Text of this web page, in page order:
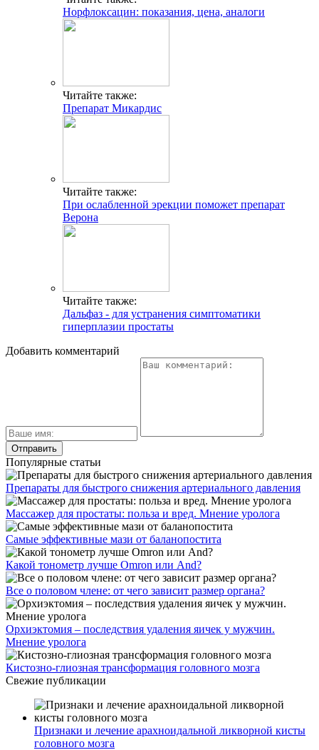
Норфлоксацин: показания, цена, аналоги
Читайте также:
Препарат Микардис
Читайте также:
При ослабленной эрекции поможет препарат
Верона
Читайте также:
Дальфаз - для устранения симптоматики
гиперплазии простаты
Добавить комментарий
Популярные статьи
Препараты для быстрого снижения артериального давления
Массажер для простаты: польза и вред. Мнение уролога
Самые эффективные мази от баланопостита
Какой тонометр лучше Omron или And?
Все о половом члене: от чего зависит размер органа?
Орхиэктомия – последствия удаления яичек у мужчин.
Мнение уролога
Кистозно-глиозная трансформация головного мозга
Свежие публикации
Признаки и лечение арахноидальной ликворной кисты
головного мозга